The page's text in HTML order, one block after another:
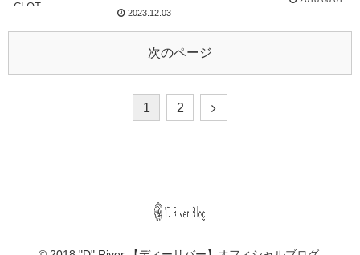
CLOT...
2023.12.03
次のページ
1 2